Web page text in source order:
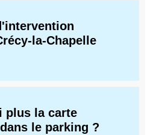
la-Chapelle
plus la carte
le parking ?